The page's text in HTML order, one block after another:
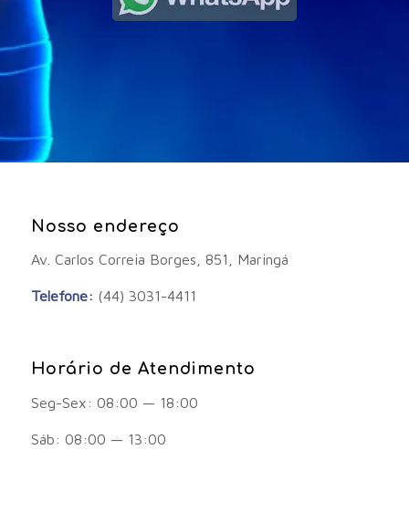
Nosso endereço
Av. Carlos Correia Borges, 851, Maringá
Telefone: (44) 3031-4411
Horário de Atendimento
Seg-Sex: 08:00 — 18:00
Sáb: 08:00 — 13:00